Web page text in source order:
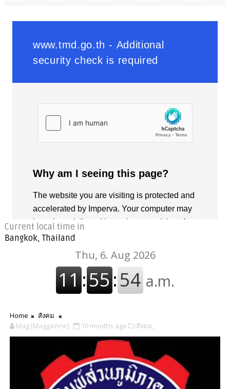
Current local time in
Bangkok, Thailand
Home
สังคม
Mag [Maggazine]
10 months ago สังคม,